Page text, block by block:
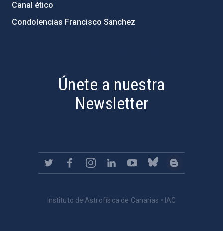
Canal ético
Condolencias Francisco Sánchez
Únete a nuestra
Newsletter
Instituto de Astrofísica de Canarias • IAC